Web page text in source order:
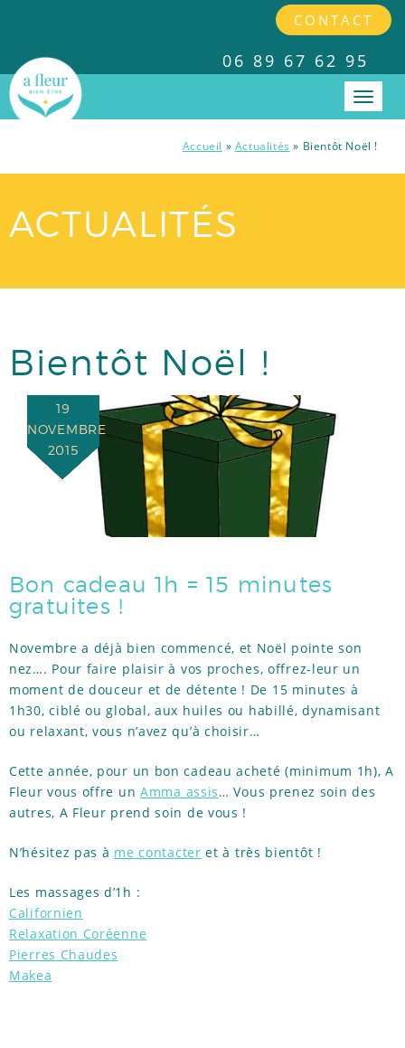
CONTACT
06 89 67 62 95
PRESTATIONS
INTERVENTIONS EN ENTREPRISES
A PROPOS
RÉFÉRENCES
TÉMOIGNAGES
ACTUS
Accueil » Actualités » Bientôt Noël !
ACTUALITÉS
Bientôt Noël !
19
NOVEMBRE
2015
Bon cadeau 1h = 15 minutes
gratuites !
Novembre a déjà bien commencé, et Noël pointe son
nez…. Pour faire plaisir à vos proches, offrez-leur un
moment de douceur et de détente ! De 15 minutes à
1h30, ciblé ou global, aux huiles ou habillé, dynamisant
ou relaxant, vous n’avez qu’à choisir…
Cette année, pour un bon cadeau acheté (minimum 1h), A
Fleur vous offre un Amma assis… Vous prenez soin des
autres, A Fleur prend soin de vous !
N’hésitez pas à me contacter et à très bientôt !
Les massages d’1h :
Californien
Relaxation Coréenne
Pierres Chaudes
Makea